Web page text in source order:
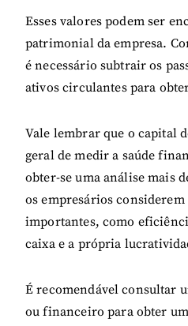
Esses valores podem ser
patrimonial da empresa.
é necessário subtrair os
ativos circulantes para
Vale lembrar que o capital
geral de medir a saúde
obter-se uma análise mais
os empresários
importantes, como
caixa e a própria
É recomendável consultar
ou financeiro para obter